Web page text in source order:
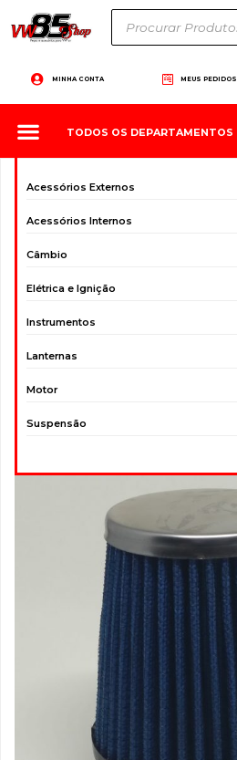
para
Pesquisar
produtos
MINHA CONTA MEUS PEDIDOS
TODOS OS DEPARTAMENTOS
Acessórios Externos
Acessórios Internos
Câmbio
Elétrica e Ignição
Instrumentos
Lanternas
Motor
Suspensão